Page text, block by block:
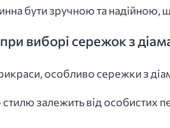
бути зручною та
виборі сережок з
особливо сережки з
залежить від особистих